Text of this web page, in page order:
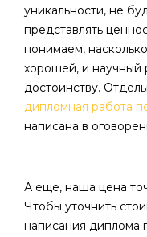
уникальности, не
представлять
понимаем,
хорошей, и научный
достоинству.
дипломная работа
написана в
А еще, наша цена
Чтобы уточнить
написания диплома